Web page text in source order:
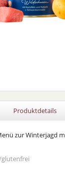
Produktdetails
zur Winterjagd